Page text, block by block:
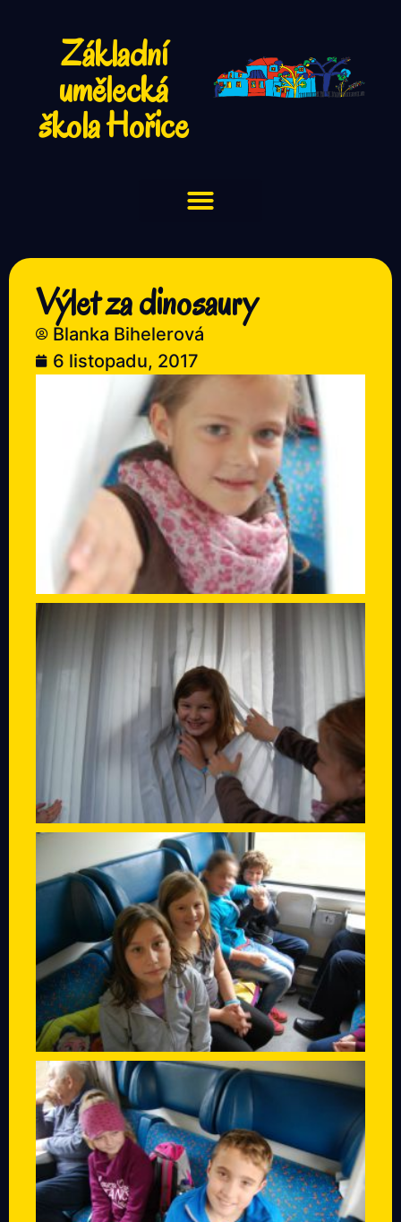
Základní
umělecká
škola Hořice
Výlet za dinosaury
Blanka Bihelerová
6 listopadu, 2017